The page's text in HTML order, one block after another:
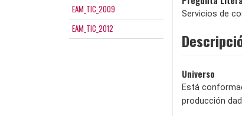
EAM_TIC_2009
EAM_TIC_2012
Servicios de
Universo
Está
producción